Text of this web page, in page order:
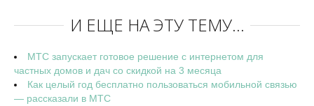
И ЕЩЕ НА ЭТУ ТЕМУ...
МТС запускает готовое решение с интернетом для
частных домов и дач со скидкой на 3 месяца
Как целый год бесплатно пользоваться мобильной связью
— рассказали в МТС